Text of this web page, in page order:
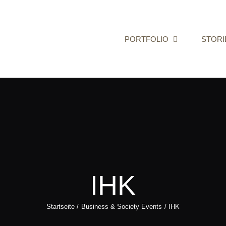
PORTFOLIO
IHK
Startseite Business & Society Events IHK